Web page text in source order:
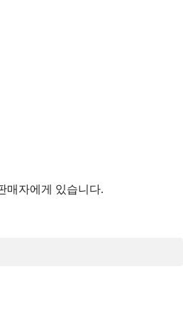
매자에게 있습니다.